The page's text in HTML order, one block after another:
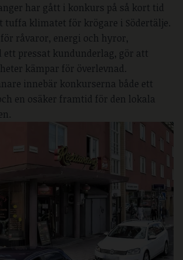
har gått i konkurs på så kort tid
tuffa klimatet för krögare i Södertälje.
råvaror, energi och hyror,
ett pressat kundunderlag, gör att
kämpar för överlevnad.
innebär konkurserna både ett
en osäker framtid för den lokala